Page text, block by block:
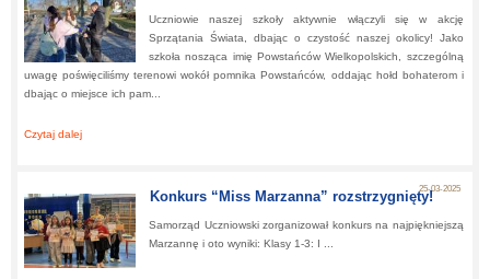
Uczniowie naszej szkoły aktywnie włączyli się w akcję
Sprzątania Świata, dbając o czystość naszej okolicy! Jako
szkoła nosząca imię Powstańców Wielkopolskich, szczególną
uwagę poświęciliśmy terenowi wokół pomnika Powstańców, oddając hołd bohaterom i
dbając o miejsce ich pam...
Czytaj dalej
25-03-2025
Konkurs “Miss Marzanna” rozstrzygnięty!
Samorząd Uczniowski zorganizował konkurs na najpiękniejszą
Marzannę i oto wyniki: Klasy 1-3: I ...